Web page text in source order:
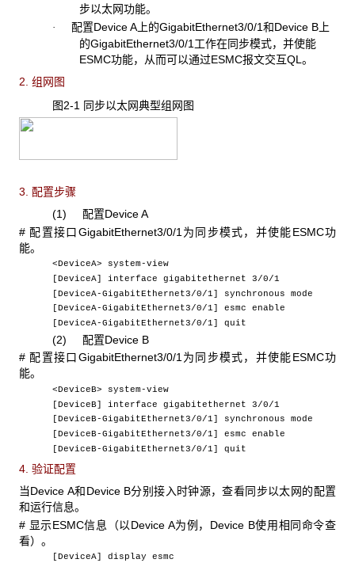
步以太网功能。
· 配置Device A上的GigabitEthernet3/0/1和Device B上
的GigabitEthernet3/0/1工作在同步模式，并使能
ESMC功能，从而可以通过ESMC报文交互QL。
2. 组网图
图2-1 同步以太网典型组网图
3. 配置步骤
(1) 配置Device A
#配置接口GigabitEthernet3/0/1为同步模式，并使能ESMC功
能。
<DeviceA> system-view
[DeviceA] interface gigabitethernet 3/0/1
[DeviceA-GigabitEthernet3/0/1] synchronous mode
[DeviceA-GigabitEthernet3/0/1] esmc enable
[DeviceA-GigabitEthernet3/0/1] quit
(2) 配置Device B
#配置接口GigabitEthernet3/0/1为同步模式，并使能ESMC功
能。
<DeviceB> system-view
[DeviceB] interface gigabitethernet 3/0/1
[DeviceB-GigabitEthernet3/0/1] synchronous mode
[DeviceB-GigabitEthernet3/0/1] esmc enable
[DeviceB-GigabitEthernet3/0/1] quit
4. 验证配置
当Device A和Device B分别接入时钟源，查看同步以太网的配置
和运行信息。
# 显示ESMC信息（以Device A为例，Device B使用相同命令查
看）。
[DeviceA] display esmc